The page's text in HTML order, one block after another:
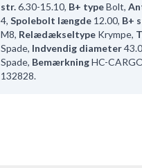
str.6.30-15.10, B+ typeBolt,
4,Spolebolt længde 12.00, B+
M8, Relædækseltype Krympe,
Spade, Indvendig diameter
Spade, BemærkningHC-
132828.